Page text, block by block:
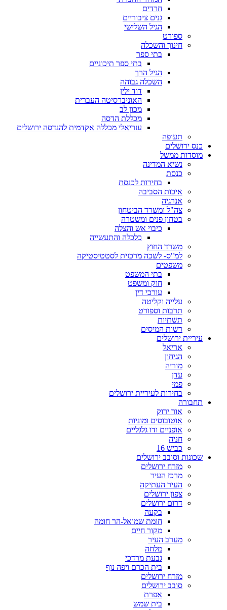
חרדים
גנים ציבוריים
הגיל השלישי
ספורט
חינוך והשכלה
בתי ספר
בתי ספר תיכוניים
הגיל הרך
השכלה גבוהה
דוד ילין
האוניברסיטה העברית
מכון לב
מכללת הדסה
עזריאלי מכללה אקדמית להנדסה ירושלים
תעופה
כנס ירושלים
מוסדות ממשל
נשיא המדינה
כנסת
בחירות לכנסת
איכות הסביבה
אנרגיה
צה"ל ומשרד הביטחון
בטחון פנים ומשטרה
כיבוי אש והצלה
כלכלה והתעשייה
משרד החוץ
למ"ס- לשכה מרכזית לסטטיסטיקה
משפטים
בתי המשפט
חוק ומשפט
עורכי דין
עלייה וקליטה
תרבות וספורט
תשתיות
רשות המיסים
עיריית ירושלים
אריאל
הגיחון
מוריה
עדן
פמי
בחירות לעיריית ירושלים
תחבורה
אור ירוק
אוטובוסים ומוניות
אופניים ודו גלגליים
חניה
כביש 16
שכונות וסובב ירושלים
מזרח ירושלים
מרכז העיר
העיר העתיקה
צפון ירושלים
דרום ירושלים
בקעה
חומת שמואל-הר חומה
מקור חיים
מערב העיר
מלחה
גבעת מרדכי
בית הכרם ויפה נוף
מזרח ירושלים
סובב ירושלים
אפרת
בית שמש